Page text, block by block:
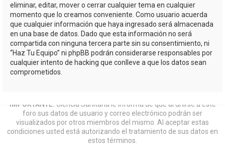
eliminar, editar, mover o cerrar cualquier tema en cualquier
momento que lo creamos conveniente. Como usuario acuerda
que cualquier información que haya ingresado será almacenada
en una base de datos. Dado que esta información no será
compartida con ninguna tercera parte sin su consentimiento, ni
“Haz Tu Equipo” ni phpBB podrán considerarse responsables por
cualquier intento de hacking que conlleve a que los datos sean
comprometidos.
IMPORTANTE: Ciencia Sanitaria le informa de que al unirse a este
foro sus datos de usuario y correo electrónico podrán ser
visualizados por otros miembros del mismo. Al aceptar estas
condiciones usted está autorizando el tratamiento de sus datos en
estos términos.